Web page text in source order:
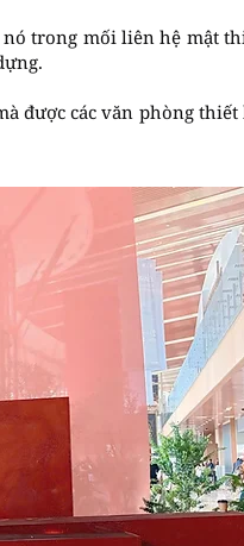
trong mối liên hệ mật
được các văn phòng thiết